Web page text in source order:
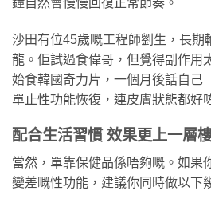
鐘自然會慢慢回復正常節奏。
沙田有位45歲嘅工程師劉生，長期
龍。佢試過食偉哥，但覺得副作用
始食韓國奇力片，一個月後話自己
單止性功能恢復，連皮膚狀態都好
配合生活習慣 效果更上一層
當然，單靠保健品係唔夠嘅。如果
變差嘅性功能，建議你同時做以下